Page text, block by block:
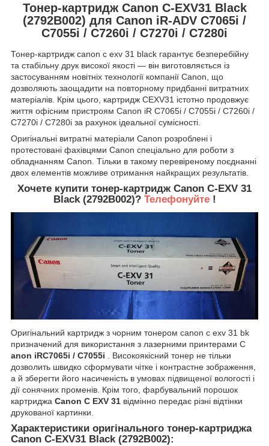
Тонер-картридж Canon C-EXV31 Black
(2792B002) для Canon iR-ADV C7065i /
C7055i / C7260i / C7270i / C7280i
Тонер-картридж canon c exv 31 black гарантує безперебійну
та стабільну друк високої якості — він виготовляється із
застосуванням новітніх технології компанії Canon, що
дозволяють заощадити на повторному придбанні витратних
матеріалів. Крім цього, картридж CEXV31 істотно продовжує
життя офісним пристроям Canon iR C7065i / C7055i / C7260i /
C7270i / C7280i за рахунок ідеальної сумісності.
Оригінальні витратні матеріали Canon розроблені і
протестовані фахівцями Canon спеціально для роботи з
обладнанням Canon. Тільки в такому перевіреному поєднанні
двох елементів можливе отримання найкращих результатів.
Хочете купити тонер-картридж Canon C-EXV 31
Black (2792B002)? Телефонуйте !
Оригінальний картридж з чорним тонером canon c exv 31 bk
призначений для використання з лазерними принтерами C
anon iRC7065i / C7055i
. Високоякісний тонер не тільки
дозволить швидко сформувати чітке і контрастне зображення,
а й зберегти його насиченість в умовах підвищеної вологості і
дії сонячних променів. Крім того, фарбувальний порошок
картриджа Canon C EXV 31 відмінно передає різні відтінки
друкованої картинки.
Характеристики оригінального тонер-картриджа
Canon C-EXV31 Black (2792B002):